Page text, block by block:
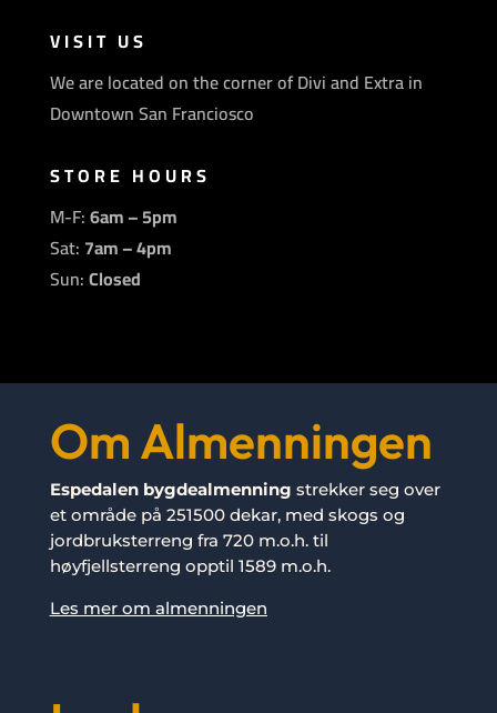
VISIT US
We are located on the corner of Divi and Extra in
Downtown San Franciosco
STORE HOURS
M-F:6am – 5pm
Sat: 7am – 4pm
Sun:Closed
Om Almenningen
Espedalen bygdealmenning strekker seg over
et område på 251500 dekar, med skogs og
jordbruksterreng fra 720 m.o.h. til
høyfjellsterreng opptil 1589 m.o.h.
Les mer om almenningen